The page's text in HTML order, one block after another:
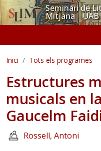
Vés al contingutSeminari de
Mitjana UAB
Inici Tots els programes
Estructures
musicals en
Gaucelm
Rossell, Antoni